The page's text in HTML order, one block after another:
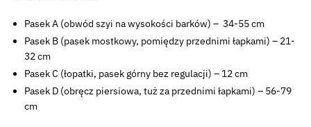
Pasek A (obwód szyi na wysokości barków) – 34-55 cm
Pasek B (pasek mostkowy, pomiędzy przednimi łapkami) – 21-
32 cm
Pasek C (łopatki, pasek górny bez regulacji) – 12 cm
Pasek D (obręcz piersiowa, tuż za przednimi łapkami) – 56-79
cm